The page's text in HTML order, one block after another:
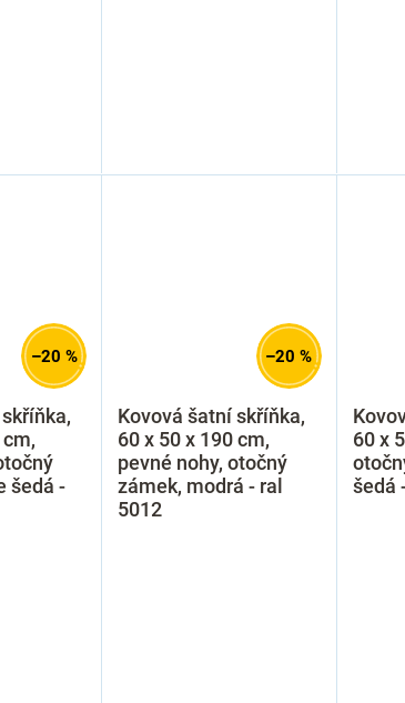
–20 %
šedá -
–20 %
Kovová šatní skříňka,
60 x 50 x 190 cm,
pevné nohy, otočný
zámek, modrá - ral
5012
60 x
šedá